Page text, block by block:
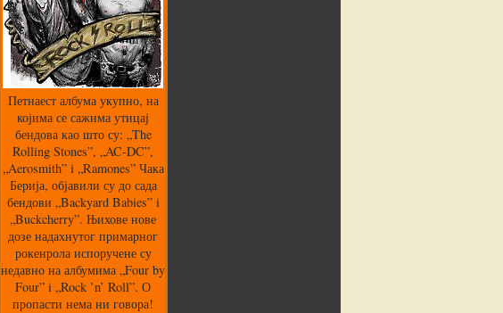
Петнаест албума укупно, на
којима се сажима утицај
бендова као што су: „The
Rolling Stones”, „AC-DC”,
„Aerosmith” i „Ramones” Чака
Берија, објавили су до сада
бендови „Backyard Babies” i
„Buckcherry”. Њихове нове
дозе надахнутог примарног
рокенрола испоручене су
недавно на албумима „Four by
Four” i „Rock ’n’ Roll”. О
пропасти нема ни говора!